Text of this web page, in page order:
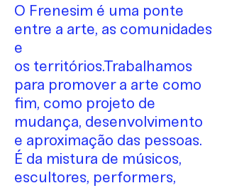
O Frenesim é uma ponte
entre a arte, as comunidades
e
os territórios.Trabalhamos
para promover a arte como
fim, como projeto de
mudança, desenvolvimento
e aproximação das pessoas.
É da mistura de músicos,
escultores, performers,